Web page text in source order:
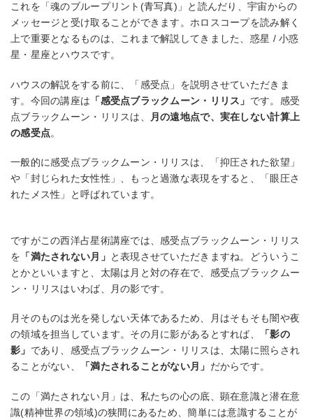
これを「魂のブループリント(青写真)」と読んだり、宇宙からの
メッセージと受け取ることができます。ホロスコープを読み解く
上で重要となるものは、これまで解説してきました、惑星 / 小惑
星・星座とハウスです。
ハウスの解説をする前に、「感受点」を説明させていただきま
す。今回の講座は 「感受点ブラックムーン・リリス」 です。感受
点ブラックムーン・リリスは、
月の遠地点で、実在しない計算上
の感受点。
一般的に感受点ブラックムーン・リリスは、「抑圧された欲望」
や「封じられた女性性」、もっと過激な表現をすると、「眼圧さ
れたメス性」と呼ばれています。
ですがこの西洋占星術講座では、感受点ブラックムーン・リリス
を 「満たされない月」 と表現させていただきますね。どういうこ
とかといいますと、太陽は月と対の存在で、感受点ブラックムー
ン・リリスはいわば、月の影です。
月そのものは光を発しない天体であるため、月はそもそも闇や夜
の領域を担当しています。その月に影があるとすれば、
「影の
影」 であり、感受点ブラックムーン・リリスは、太陽に照らされ
ることがない、
「満たされることがない月」 だからです。
この「満たされない月」は、私たちの心の底、顕在意識と潜在意
識(精神世界の領域)の狭間にあるため、簡単には意識することが